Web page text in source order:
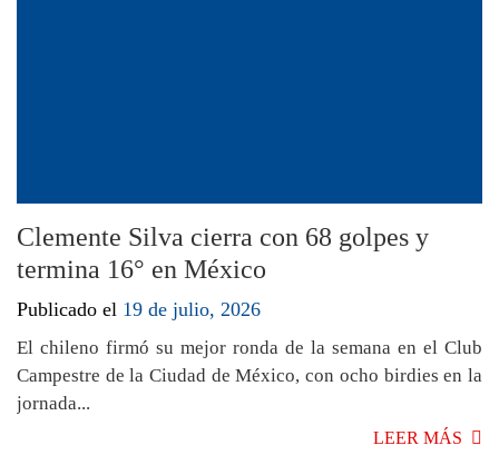
Clemente Silva cierra con 68 golpes y
termina 16° en México
Publicado el 19 de julio, 2026
El chileno firmó su mejor ronda de la semana en el Club
Campestre de la Ciudad de México, con ocho birdies en la
jornada...
LEER MÁS